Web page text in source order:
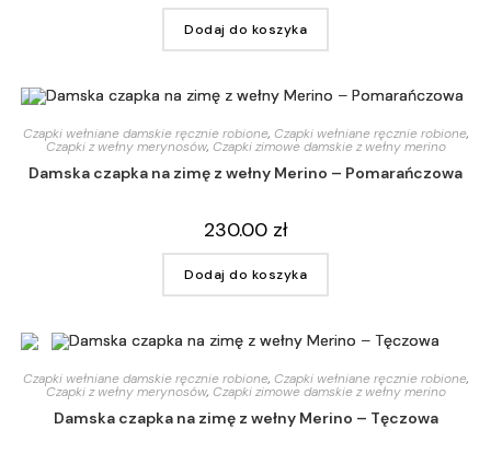
Dodaj do koszyka
Czapki wełniane damskie ręcznie robione, Czapki wełniane ręcznie robione,
Czapki z wełny merynosów, Czapki zimowe damskie z wełny merino
Damska czapka na zimę z wełny Merino – Pomarańczowa
230.00 zł
Dodaj do koszyka
Czapki wełniane damskie ręcznie robione, Czapki wełniane ręcznie robione,
Czapki z wełny merynosów, Czapki zimowe damskie z wełny merino
Damska czapka na zimę z wełny Merino – Tęczowa